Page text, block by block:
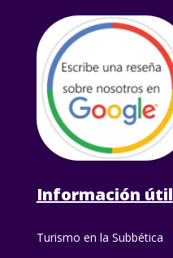
Información útil
Turismo en la Subbética